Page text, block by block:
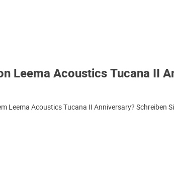
Leema Acoustics Tucana II
Leema Acoustics Tucana II Anniversary? Schreiben